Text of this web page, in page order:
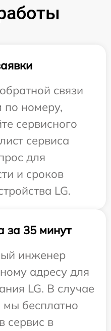
связи
по номеру,
сервисного
сервиса
для
и сроков
LG.
за 35 минут
инженер
адресу для
LG. В случае
бесплатно
сервис в